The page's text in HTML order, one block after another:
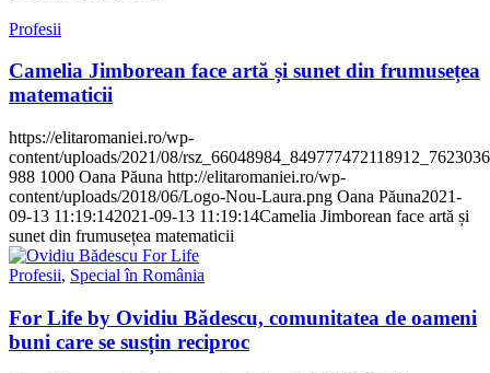
Profesii
Camelia Jimborean face artă și sunet din frumusețea
matematicii
https://elitaromaniei.ro/wp-
content/uploads/2021/08/
988 1000 Oana Păuna http://elitaromaniei.ro/wp-
content/uploads/2018/06/Logo-Nou-Laura.png Oana Păuna2021-
09-13 11:19:142021-09-13 11:19:14Camelia Jimborean face artă și
sunet din frumusețea matematicii
Profesii, Special în România
For Life by Ovidiu Bădescu, comunitatea de oameni
buni care se susțin reciproc